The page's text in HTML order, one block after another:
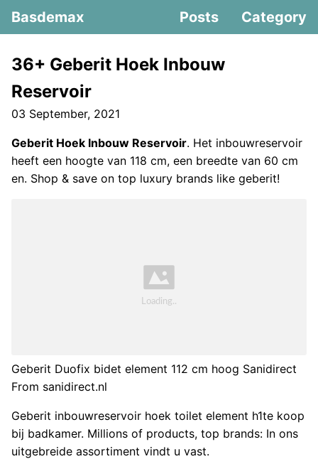
Basdemax Posts Category
36+ Geberit Hoek Inbouw
Reservoir
03 September, 2021
Geberit Hoek Inbouw Reservoir. Het inbouwreservoir
heeft een hoogte van 118 cm, een breedte van 60 cm
en. Shop & save on top luxury brands like geberit!
Geberit Duofix bidet element 112 cm hoog Sanidirect
From sanidirect.nl
Geberit inbouwreservoir hoek toilet element h1te koop
bij badkamer. Millions of products, top brands: In ons
uitgebreide assortiment vindt u vast.